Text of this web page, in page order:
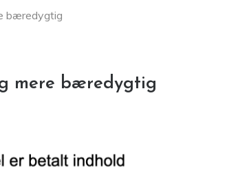
bæredygtig
mere bæredygtig